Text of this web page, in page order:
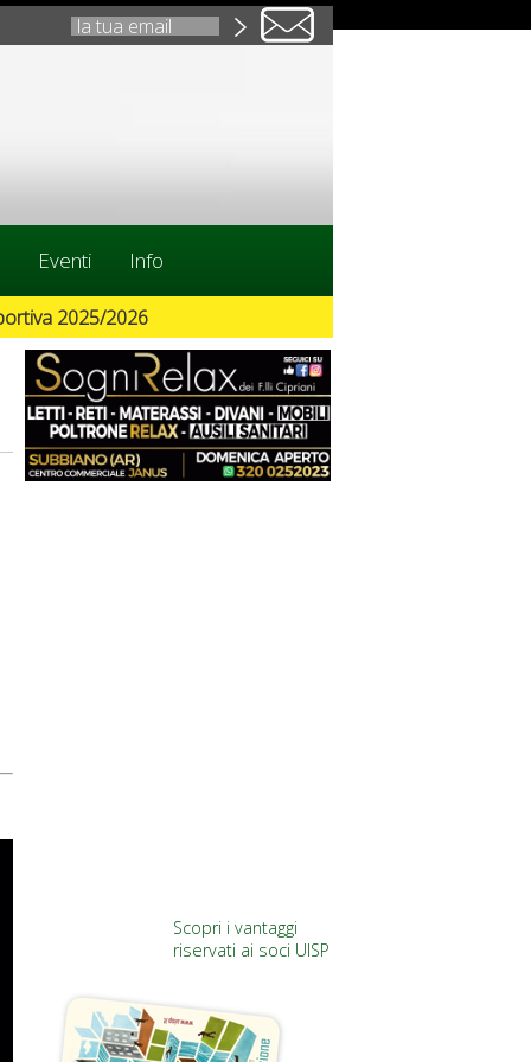
Eventi Info
19/09/2024
Scopri i vantaggi
riservati ai soci UISP